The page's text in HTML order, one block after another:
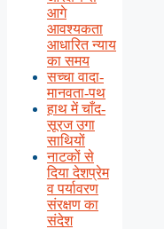
आगे
आवश्यकता
आधारित न्याय
का समय
सच्चा वादा-
मानवता-पथ
हाथ में चाँद-
सूरज उगा
साथियों
नाटकों से
दिया देशप्रेम
व पर्यावरण
संरक्षण का
संदेश